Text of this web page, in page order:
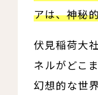
アは、神秘
伏見稲荷大
ネルがどこ
幻想的な世